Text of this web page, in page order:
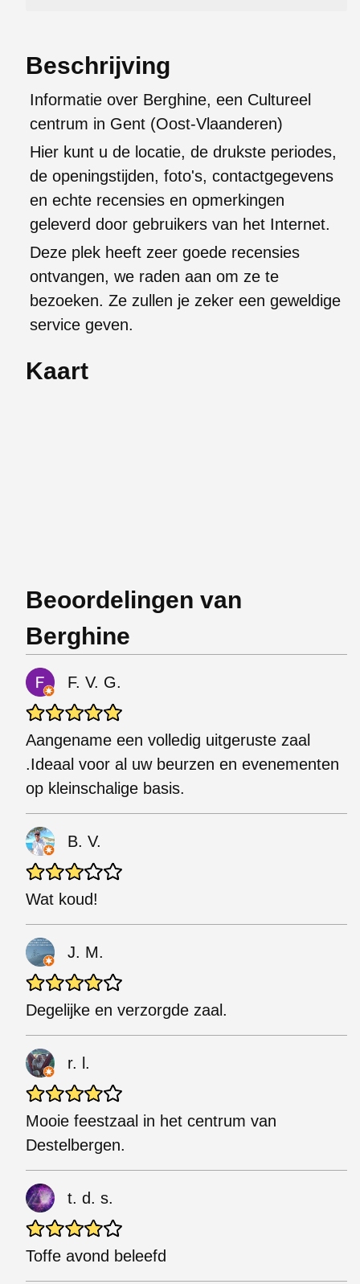
Beschrijving
Informatie over Berghine, een Cultureel
centrum in Gent (Oost-Vlaanderen)
Hier kunt u de locatie, de drukste periodes,
de openingstijden, foto's, contactgegevens
en echte recensies en opmerkingen
geleverd door gebruikers van het Internet.
Deze plek heeft zeer goede recensies
ontvangen, we raden aan om ze te
bezoeken. Ze zullen je zeker een geweldige
service geven.
Kaart
Beoordelingen van
Berghine
F. V. G.
Aangename een volledig uitgeruste zaal
.Ideaal voor al uw beurzen en evenementen
op kleinschalige basis.
B. V.
Wat koud!
J. M.
Degelijke en verzorgde zaal.
r. l.
Mooie feestzaal in het centrum van
Destelbergen.
t. d. s.
Toffe avond beleefd